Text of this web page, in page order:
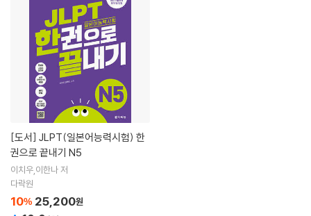
[도서]
권으로 끝내기 N5
이치우,이한나 저
다락원
10% 25,200원